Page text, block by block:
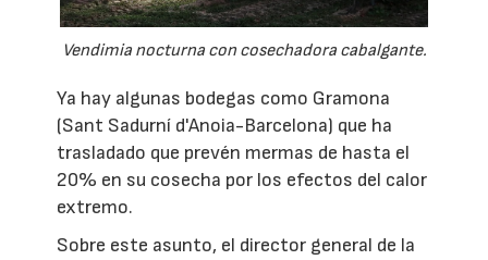
Vendimia nocturna con cosechadora cabalgante.
Ya hay algunas bodegas como Gramona
(Sant Sadurní d'Anoia-Barcelona) que ha
trasladado que prevén mermas de hasta el
20% en su cosecha por los efectos del calor
extremo.
Sobre este asunto, el director general de la